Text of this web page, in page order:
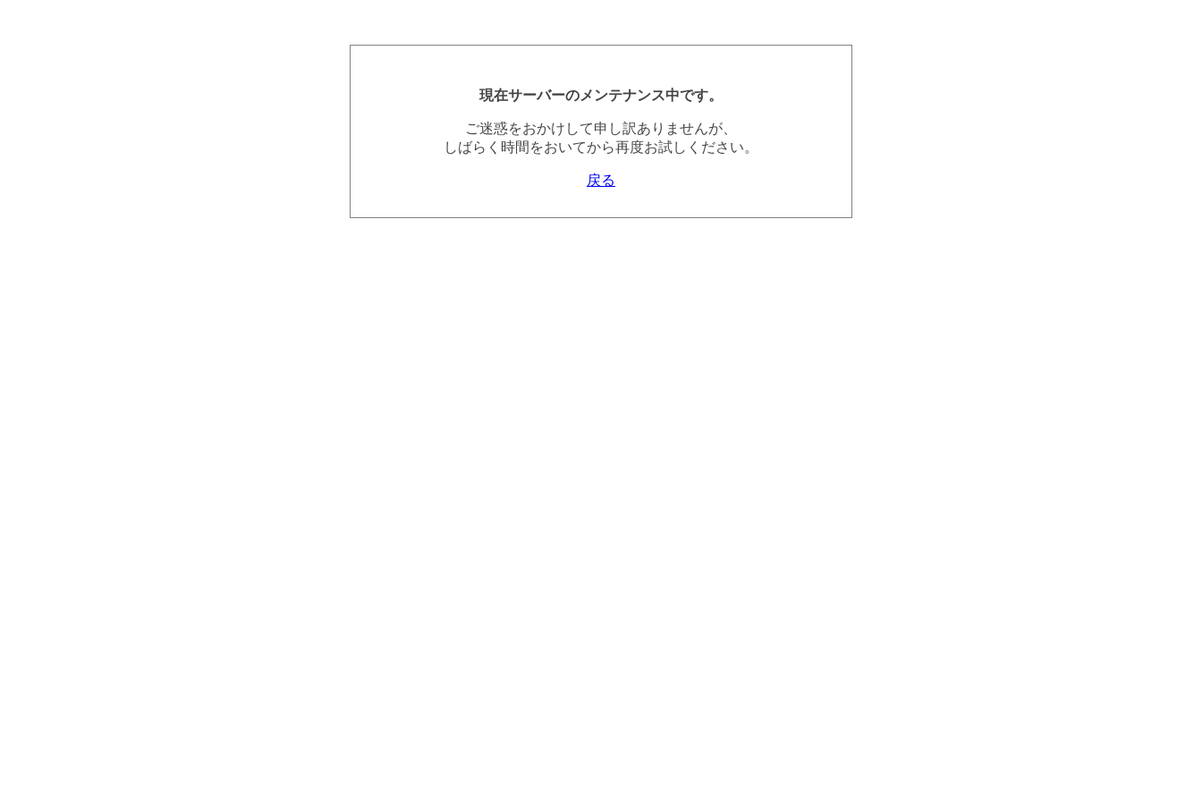
現在サーバーのメンテナンス中です。
ご迷惑をおかけして申し訳ありませんが、
しばらく時間をおいてから再度お試しください。
戻る